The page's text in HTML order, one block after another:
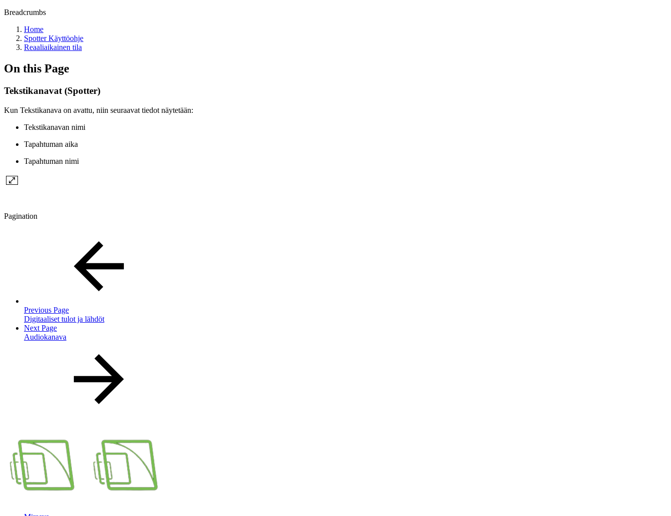
Breadcrumbs
Home
Spotter Käyttöohje
Reaaliaikainen tila
On this Page
Tekstikanavat (Spotter)
Kun Tekstikanava on avattu, niin seuraavat tiedot näytetään:
Tekstikanavan nimi
Tapahtuman aika
Tapahtuman nimi
Pagination
Previous Page
Digitaaliset tulot ja lähdöt
Next Page
Audiokanava